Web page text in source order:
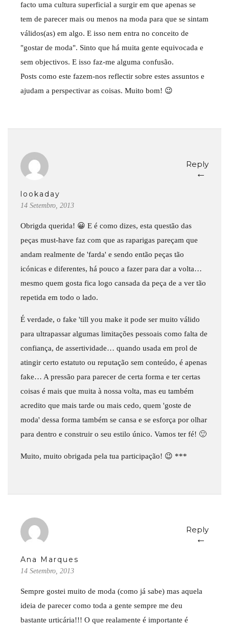
facto uma cultura superficial a surgir em que apenas se
tem de parecer mais ou menos na moda para que se sintam
válidos(as) em algo. E isso nem entra no conceito de
"gostar de moda". Sinto que há muita gente equivocada e
sem objectivos. E isso faz-me alguma confusão.
Posts como este fazem-nos reflectir sobre estes assuntos e
ajudam a perspectivar as coisas. Muito bom! 😉
lookaday
14 Setembro, 2013
Reply
←
Obrigda querida! 😀 E é como dizes, esta questão das
peças must-have faz com que as raparigas pareçam que
andam realmente de 'farda' e sendo então peças tão
icónicas e diferentes, há pouco a fazer para dar a volta…
mesmo quem gosta fica logo cansada da peça de a ver tão
repetida em todo o lado.
É verdade, o fake 'till you make it pode ser muito válido
para ultrapassar algumas limitações pessoais como falta de
confiança, de assertividade… quando usada em prol de
atingir certo estatuto ou reputação sem conteúdo, é apenas
fake… A pressão para parecer de certa forma e ter certas
coisas é mais que muita à nossa volta, mas eu também
acredito que mais tarde ou mais cedo, quem 'goste de
moda' dessa forma também se cansa e se esforça por olhar
para dentro e construir o seu estilo único. Vamos ter fé! 🙂
Muito, muito obrigada pela tua participação! 😉 ***
Ana Marques
14 Setembro, 2013
Reply
←
Sempre gostei muito de moda (como já sabe) mas aquela
ideia de parecer como toda a gente sempre me deu
bastante urticária!!! O que realamente é importante é